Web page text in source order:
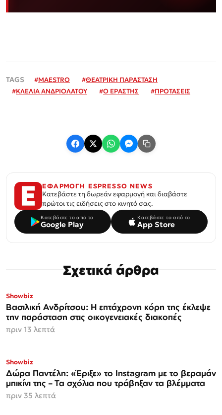
#MAESTRO #ΘΕΑΤΡΙΚΗ ΠΑΡΑΣΤΑΣΗ
#ΚΛΕΛΙΑ ΑΝΔΡΙΟΛΑΤΟΥ #Ο ΕΡΑΣΤΗΣ #ΠΡΟΤΑΣΕΙΣ
ΕΦΑΡΜΟΓΗ ESPRESSO NEWS
Κατεβάστε τη δωρεάν εφαρμογή και διαβάστε
πρώτοι τις ειδήσεις στο κινητό σας.
Κατεβάστε το από το
Google Play
Κατεβάστε το από το
App Store
Σχετικά άρθρα
Showbiz
Βασιλική Ανδρίτσου: Η επτάχρονη κόρη της έκλεψε
την παράσταση στις οικογενειακές διακοπές
πριν 13 λεπτά
Showbiz
Δώρα Παντέλη: «Έριξε» το Instagram με το βεραμάν
μπικίνι της – Τα σχόλια που τράβηξαν τα βλέμματα
πριν 35 λεπτά